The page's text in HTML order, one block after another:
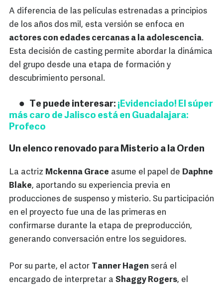
A diferencia de las películas estrenadas a principios
de los años dos mil, esta versión se enfoca en
actores con edades cercanas a la adolescencia.
Esta decisión de casting permite abordar la dinámica
del grupo desde una etapa de formación y
descubrimiento personal.
Te puede interesar: ¡Evidenciado! El súper
más caro de Jalisco está en Guadalajara:
Profeco
Un elenco renovado para Misterio a la Orden
La actriz Mckenna Grace asume el papel de Daphne
Blake, aportando su experiencia previa en
producciones de suspenso y misterio. Su participación
en el proyecto fue una de las primeras en
confirmarse durante la etapa de preproducción,
generando conversación entre los seguidores.
Por su parte, el actor Tanner Hagen será el
encargado de interpretar a Shaggy Rogers, el